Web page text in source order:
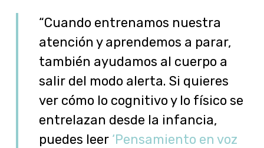
“Cuando entrenamos nuestra
atención y aprendemos a parar,
también ayudamos al cuerpo a
salir del modo alerta. Si quieres
ver cómo lo cognitivo y lo físico se
entrelazan desde la infancia,
puedes leer ‘Pensamiento en voz